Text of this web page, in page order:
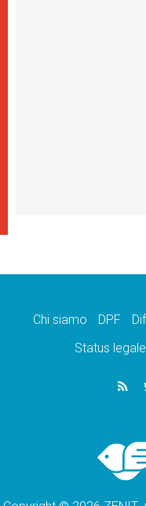
Chi siamo DPF
Status legale